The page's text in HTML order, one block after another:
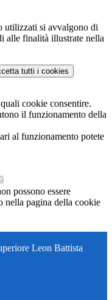
utilizzati si avvalgono di
alle finalità illustrate nella
tutti i cookies
cookie consentire.
il funzionamento della
al funzionamento potete
possono essere
nella pagina della cookie
Leon Battista